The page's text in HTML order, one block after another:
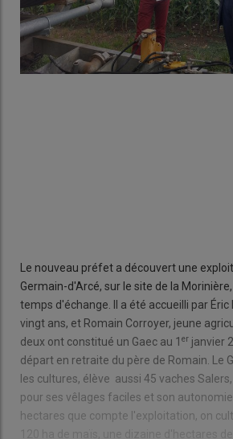
Le nouveau préfet a découvert une
Germain-d'Arcé, sur le site de la
temps d'échange. Il a été accueilli par Éric
vingt ans, et Romain Corroyer, jeune
deux ont constitué un Gaec au 1 er janvier
départ en retraite du père de Romain. Le
les cultures, élève aussi 45 vaches
pour ses vêlages faciles et son
hectares que compte l'exploitation, on
120 ha de maïs, une dizaine d'hectares